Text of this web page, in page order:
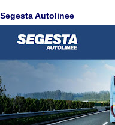
Segesta Autolinee